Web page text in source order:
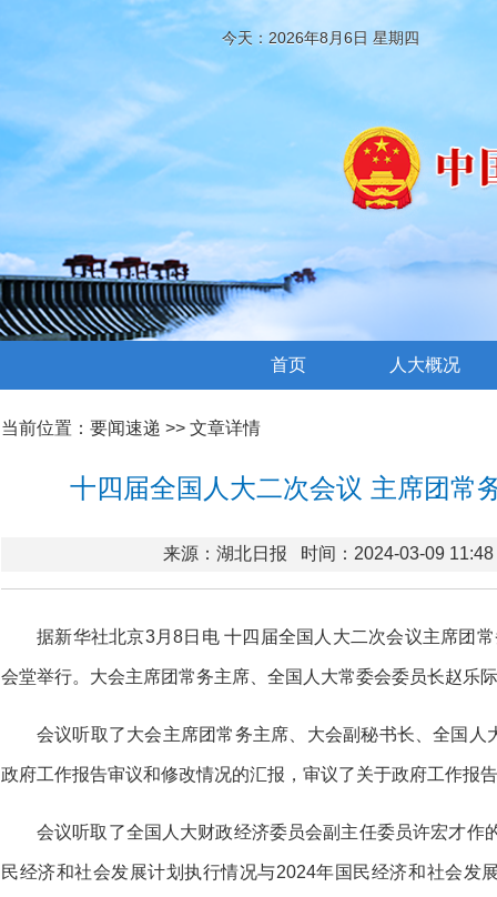
今天：2026年8月6日 星期四
首页 人大概况
当前位置： 要闻速递 >> 文章详情
十四届全国人大二次会议 主席团常
来源：湖北日报 时间：2024-03-09 11:48
据新华社北京3月8日电 十四届全国人大二次会议主席团
会堂举行。大会主席团常务主席、全国人大常委会委员长赵乐
会议听取了大会主席团常务主席、大会副秘书长、全国
政府工作报告审议和修改情况的汇报，审议了关于政府工作报
会议听取了全国人大财政经济委员会副主任委员许宏才作
民经济和社会发展计划执行情况与2024年国民经济和社会发